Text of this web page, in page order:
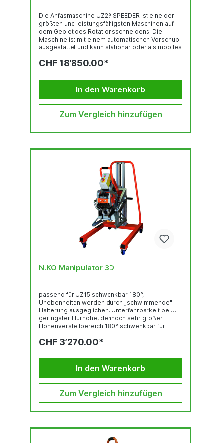
Die Anfasmaschine UZ29 SPEEDER ist eine der
größten und leistungsfähigsten Maschinen auf
dem Gebiet des Rotationsschneidens. Die
Maschine ist mit einem automatischen Vorschub
ausgestattet und kann stationär oder als mobiles
2 Metern pro Minute eingesetzt werden. Die
Stähle als auch Edelstahl bearbeiten. Die
Maschine verfügt über einen Super-Silent-
Antrieb und erhöht somit den Geräuschpegel am
CHF 18’850.00*
In den Warenkorb
Zum Vergleich hinzufügen
N.KO Manipulator 3D
passend für UZ15 schwenkbar 180°,
Unebenheiten werden durch „schwimmende"
Halterung ausgeglichen. Unterfahrbarkeit bei
geringster Flurhöhe, dennoch sehr großer
Höhenverstellbereich 180° schwenkbar für
Höhenausgleich Handsteuerung für
CHF 3’270.00*
In den Warenkorb
Zum Vergleich hinzufügen